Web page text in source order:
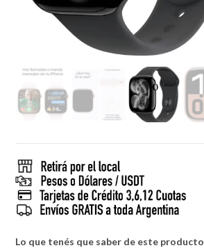
Lo que tenés que saber de este producto